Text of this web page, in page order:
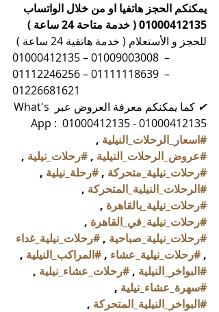
يمكنكم الحجز هاتفيا او من خلال الواتساب
01000412135 ( خدمة متاحة 24 ساعة )
للحجز و الأستعلام ( خدمة هاتفية 24 ساعة )
01000412135 – 01009003008  –
01112246256 – 01111118639  –
01226681621
✔
كما يمكنكم معرفة العروض عبر What's
App :  01000412135 - 01000412135
#اسعار_الرحلات_النيلية ,
#عروض_الرحلات_النيلية , #رحلات_نيلية ,
#رحلات_نيلية_متحركة , #رحلة_نيلية ,
#الرحلات_النيلية_المتحركة ,
#رحلات_نيلية_بالقاهرة ,
#رحلات_نيلية_في_القاهرة ,
#رحلات_نيلية_صباحية , #رحلات_نيلية_غداء
, #رحلات_نيلية_عشاء , #المراكب_النيلية ,
#البواخر_النيلية , #رحلات_عشاء_نيلية ,
#سهرة_عشاء_نيلية ,
#البواخر_النيلية_المتحركة ,